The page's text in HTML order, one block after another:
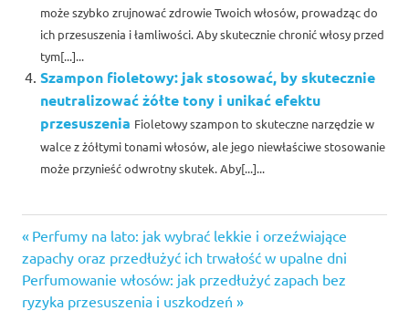
może szybko zrujnować zdrowie Twoich włosów, prowadząc do
ich przesuszenia i łamliwości. Aby skutecznie chronić włosy przed
tym[...]...
Szampon fioletowy: jak stosować, by skutecznie
neutralizować żółte tony i unikać efektu
przesuszenia Fioletowy szampon to skuteczne narzędzie w
walce z żółtymi tonami włosów, ale jego niewłaściwe stosowanie
może przynieść odwrotny skutek. Aby[...]...
Nawigacja
wpisu
Previous
Post:
Perfumy na lato: jak wybrać lekkie i orzeźwiające
zapachy oraz przedłużyć ich trwałość w upalne dni
Next
Post:
Perfumowanie włosów: jak przedłużyć zapach bez
ryzyka przesuszenia i uszkodzeń